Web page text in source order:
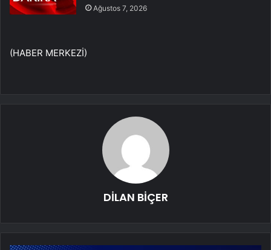
Ağustos 7, 2026
(HABER MERKEZİ)
DİLAN BİÇER